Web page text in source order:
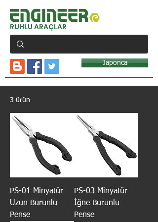
RUHLU ARAÇLAR
Japonca
3 ürün
PS-01 Minyatür
Uzun Burunlu
Pense
PS-03 Minyatür
İğne Burunlu
Pense